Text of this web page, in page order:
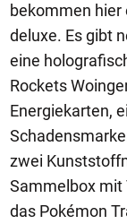
bekommen hier
deluxe. Es gibt
eine
Rockets
Energiekarten,
zwei
Sammelbox mit
das Pokémon